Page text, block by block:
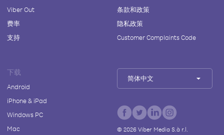
Viber Out
费率
支持
条款和政策
隐私政策
Customer Complaints Code
下载
Android
iPhone & iPad
Windows PC
Mac
简体中文
© 2026Viber Media S.à r.l.